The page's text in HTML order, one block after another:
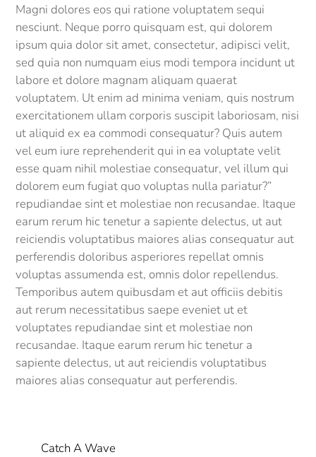
Magni dolores eos qui ratione voluptatem sequi
nesciunt. Neque porro quisquam est, qui dolorem
ipsum quia dolor sit amet, consectetur, adipisci velit,
sed quia non numquam eius modi tempora incidunt ut
labore et dolore magnam aliquam quaerat
voluptatem. Ut enim ad minima veniam, quis nostrum
exercitationem ullam corporis suscipit laboriosam, nisi
ut aliquid ex ea commodi consequatur? Quis autem
vel eum iure reprehenderit qui in ea voluptate velit
esse quam nihil molestiae consequatur, vel illum qui
dolorem eum fugiat quo voluptas nulla pariatur?”
repudiandae sint et molestiae non recusandae. Itaque
earum rerum hic tenetur a sapiente delectus, ut aut
reiciendis voluptatibus maiores alias consequatur aut
perferendis doloribus asperiores repellat omnis
voluptas assumenda est, omnis dolor repellendus.
Temporibus autem quibusdam et aut officiis debitis
aut rerum necessitatibus saepe eveniet ut et
voluptates repudiandae sint et molestiae non
recusandae. Itaque earum rerum hic tenetur a
sapiente delectus, ut aut reiciendis voluptatibus
maiores alias consequatur aut perferendis.
Catch A Wave